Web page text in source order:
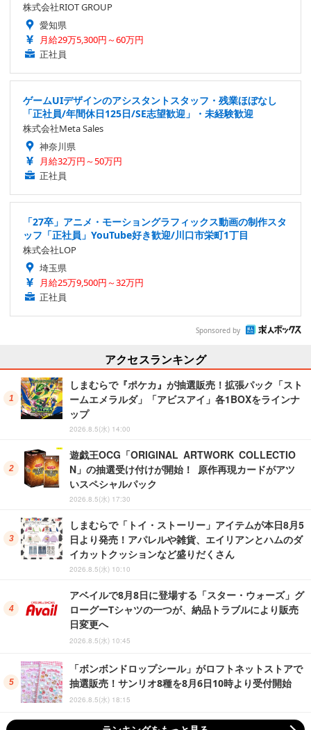
株式会社RIOT GROUP
愛知県
月給29万5,300円～60万円
正社員
ゲームUIデザインのアシスタントスタッフ・残業ほぼなし
「正社員/年間休日125日/SE志望歓迎」・未経験歓迎
株式会社Meta Sales
神奈川県
月給32万円～50万円
正社員
「27卒」アニメ・モーショングラフィックス動画の制作スタ
ッフ「正社員」YouTube好き歓迎/川口市栄町1丁目
株式会社LOP
埼玉県
月給25万9,500円～32万円
正社員
Sponsored by
アクセスランキング
しまむらで『ポケカ』が抽選販売！拡張パック「スト
ームエメラルダ」「アビスアイ」各1BOXをラインナ
ップ
2026.8.5(水) 14:00
遊戯王OCG「ORIGINAL ARTWORK COLLECTIO
N」の抽選受け付けが開始！ 原作再現カードがアツ
いスペシャルパック
2026.8.5(水) 17:30
しまむらで「トイ・ストーリー」アイテムが本日8月5
日より発売！アパレルや雑貨、エイリアンとハムのダ
イカットクッションなど盛りだくさん
2026.8.5(水) 10:10
アベイルで8月8日に登場する「スター・ウォーズ」グ
ローグーTシャツの一つが、納品トラブルにより販売
日変更へ
2026.8.5(水) 10:45
「ボンボンドロップシール」がロフトネットストアで
抽選販売！サンリオ8種を8月6日10時より受付開始
2026.8.5(水) 18:15